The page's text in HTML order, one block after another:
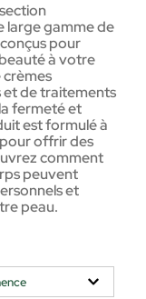
large gamme de
pour
à votre
et de traitements
fermeté et
est formulé à
offrir des
comment
peuvent
et
peau.